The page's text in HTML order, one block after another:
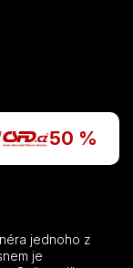
50 %
jednoho z
je